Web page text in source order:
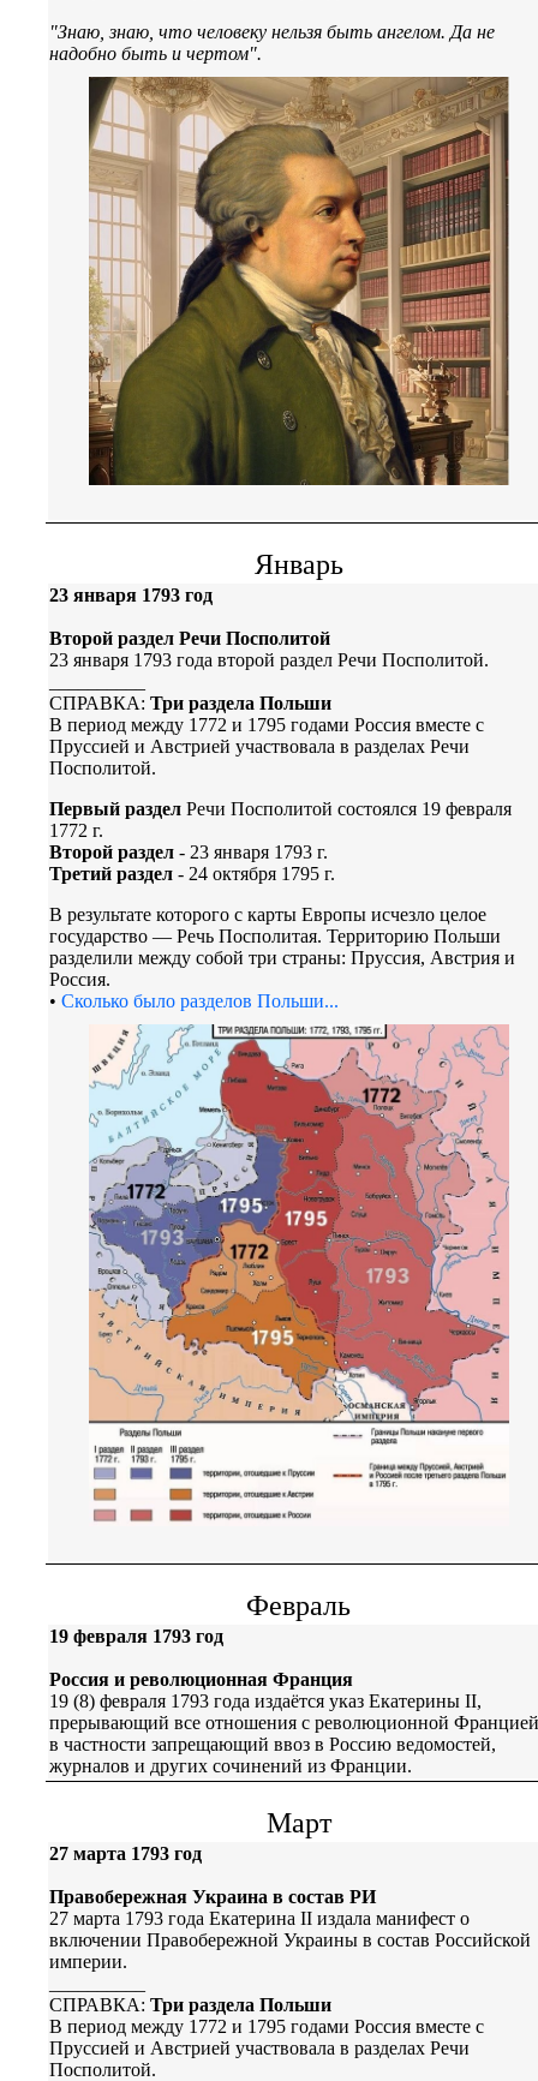
"Знаю, знаю, что человеку нельзя быть ангелом. Да не
надобно быть и чертом".
Январь
23 января 1793 год
Второй раздел Речи Посполитой
23 января 1793 года второй раздел Речи Посполитой.
СПРАВКА: Три раздела Польши
В период между 1772 и 1795 годами Россия вместе с
Пруссией и Австрией участвовала в разделах Речи
Посполитой.
Первый разделРечи Посполитой состоялся 19 февраля
1772 г.
Второй раздел- 23 января 1793 г.
Третий раздел- 24 октября 1795 г.
В результате которого с карты Европы исчезло целое
государство — Речь Посполитая. Территорию Польши
разделили между собой три страны: Пруссия, Австрия и
Россия.
• Сколько было разделов Польши...
Февраль
19 февраля 1793 год
Россия и революционная Франция
19 (8) февраля 1793 года издаётся указ Екатерины II,
прерывающий все отношения с революционной
в частности запрещающий ввоз в Россию ведомостей,
журналов и других сочинений из Франции.
Март
27 марта 1793 год
Правобережная Украина в состав РИ
27 марта 1793 года Екатерина II издала манифест о
включении Правобережной Украины в состав Российской
империи.
СПРАВКА: Три раздела Польши
В период между 1772 и 1795 годами Россия вместе с
Пруссией и Австрией участвовала в разделах Речи
Посполитой.